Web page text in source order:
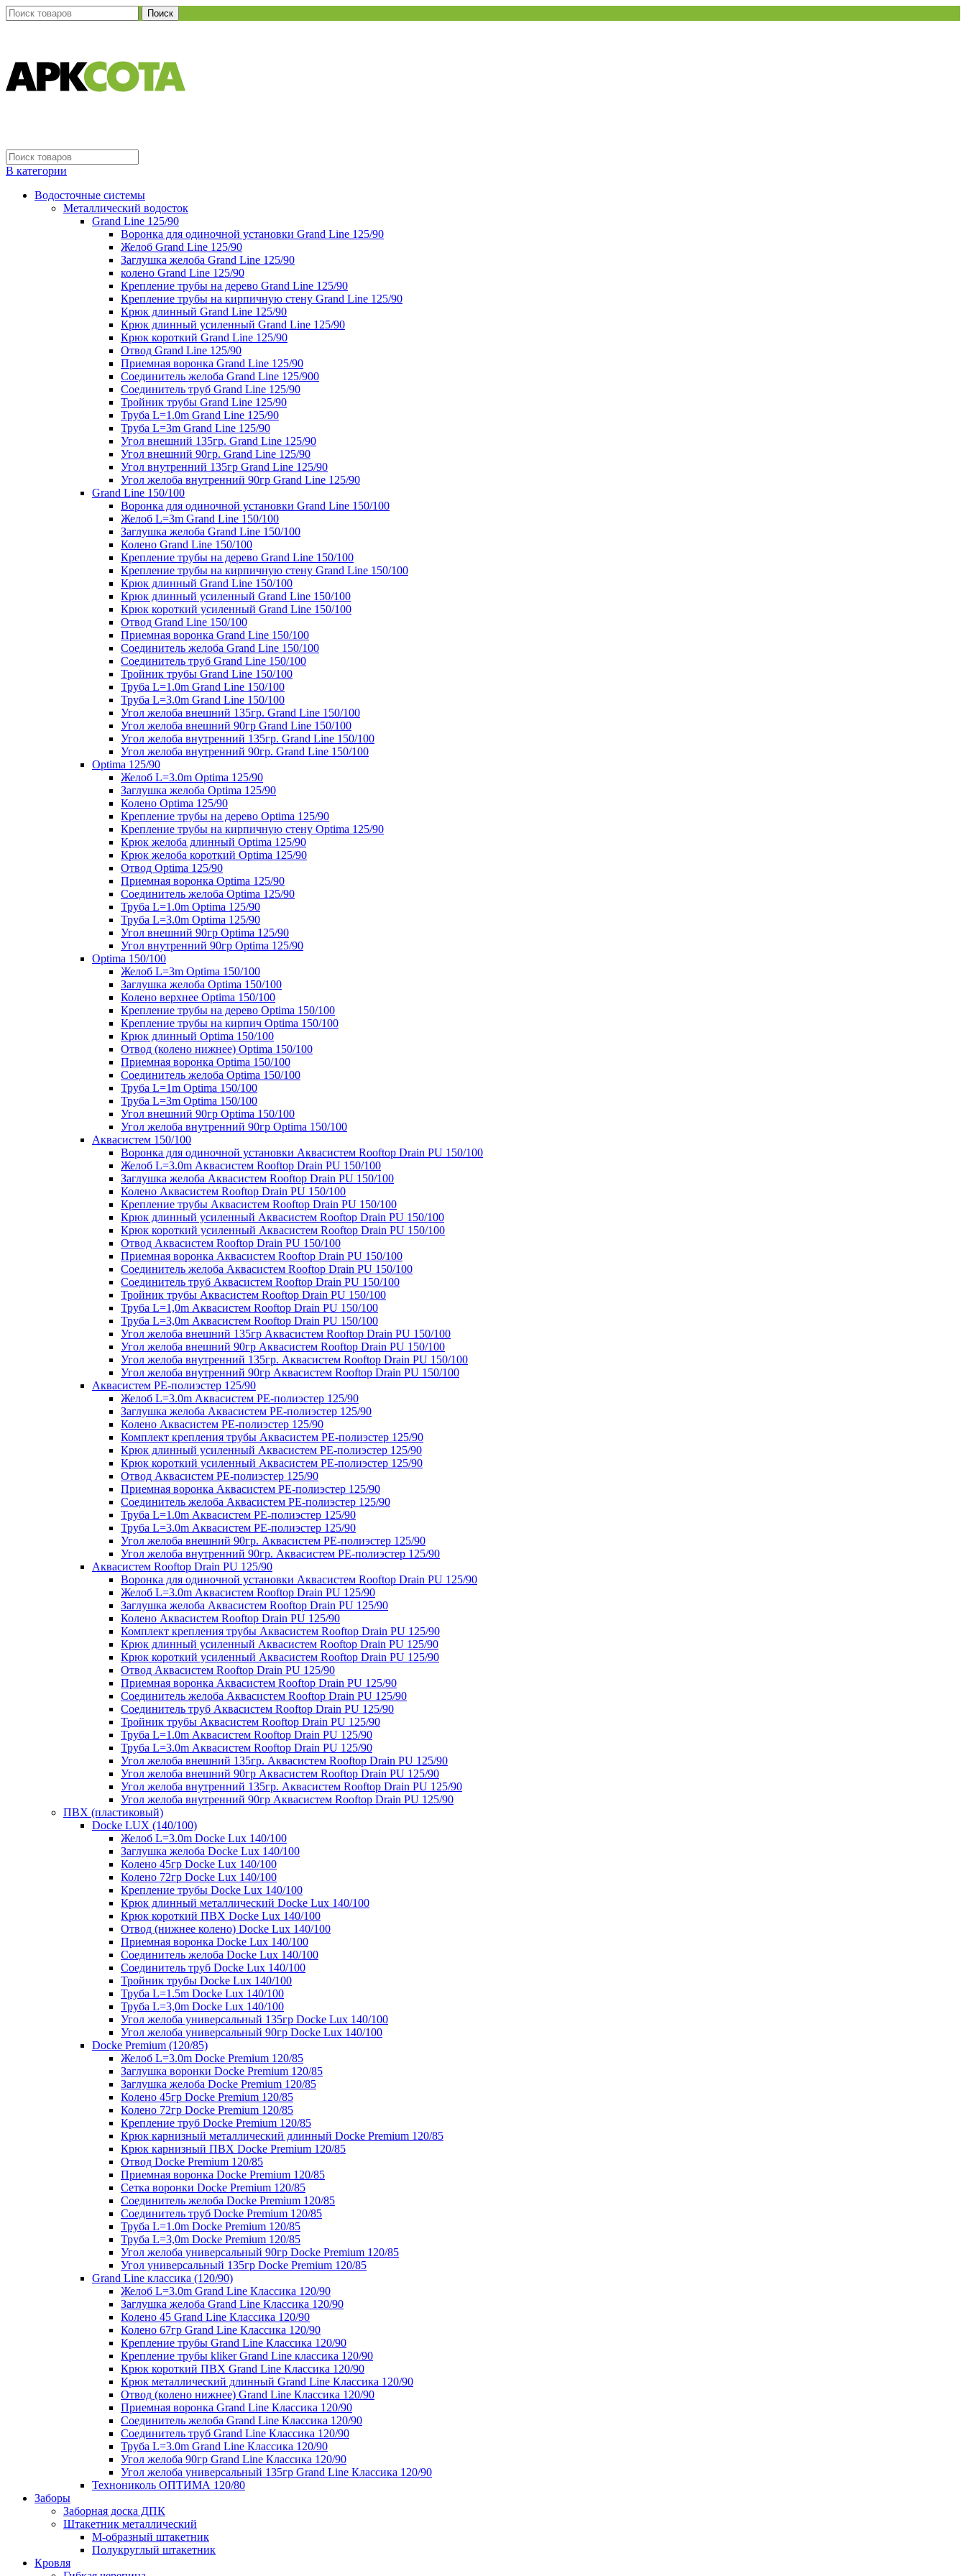
Поиск
В категории
Водосточные системы
Металлический водосток
Grand Line 125/90
Воронка для одиночной установки Grand Line 125/90
Желоб Grand Line 125/90
Заглушка желоба Grand Line 125/90
колено Grand Line 125/90
Крепление трубы на дерево Grand Line 125/90
Крепление трубы на кирпичную стену Grand Line 125/90
Крюк длинный Grand Line 125/90
Крюк длинный усиленный Grand Line 125/90
Крюк короткий Grand Line 125/90
Отвод Grand Line 125/90
Приемная воронка Grand Line 125/90
Соединитель желоба Grand Line 125/900
Соединитель труб Grand Line 125/90
Тройник трубы Grand Line 125/90
Труба L=1.0m Grand Line 125/90
Труба L=3m Grand Line 125/90
Угол внешний 135гр. Grand Line 125/90
Угол внешний 90гр. Grand Line 125/90
Угол внутренний 135гр Grand Line 125/90
Угол желоба внутренний 90гр Grand Line 125/90
Grand Line 150/100
Воронка для одиночной установки Grand Line 150/100
Желоб L=3m Grand Line 150/100
Заглушка желоба Grand Line 150/100
Колено Grand Line 150/100
Крепление трубы на дерево Grand Line 150/100
Крепление трубы на кирпичную стену Grand Line 150/100
Крюк длинный Grand Line 150/100
Крюк длинный усиленный Grand Line 150/100
Крюк короткий усиленный Grand Line 150/100
Отвод Grand Line 150/100
Приемная воронка Grand Line 150/100
Соединитель желоба Grand Line 150/100
Соединитель труб Grand Line 150/100
Тройник трубы Grand Line 150/100
Труба L=1.0m Grand Line 150/100
Труба L=3.0m Grand Line 150/100
Угол желоба внешний 135гр. Grand Line 150/100
Угол желоба внешний 90гр Grand Line 150/100
Угол желоба внутренний 135гр. Grand Line 150/100
Угол желоба внутренний 90гр. Grand Line 150/100
Optima 125/90
Желоб L=3.0m Optima 125/90
Заглушка желоба Optima 125/90
Колено Optima 125/90
Крепление трубы на дерево Optima 125/90
Крепление трубы на кирпичную стену Optima 125/90
Крюк желоба длинный Optima 125/90
Крюк желоба короткий Optima 125/90
Отвод Optima 125/90
Приемная воронка Optima 125/90
Соединитель желоба Optima 125/90
Труба L=1.0m Optima 125/90
Труба L=3.0m Optima 125/90
Угол внешний 90гр Optima 125/90
Угол внутренний 90гр Optima 125/90
Optima 150/100
Желоб L=3m Optima 150/100
Заглушка желоба Optima 150/100
Колено верхнее Optima 150/100
Крепление трубы на дерево Optima 150/100
Крепление трубы на кирпич Optima 150/100
Крюк длинный Optima 150/100
Отвод (колено нижнее) Optima 150/100
Приемная воронка Optima 150/100
Соединитель желоба Optima 150/100
Труба L=1m Optima 150/100
Труба L=3m Optima 150/100
Угол внешний 90гр Optima 150/100
Угол желоба внутренний 90гр Optima 150/100
Аквасистем 150/100
Воронка для одиночной установки Аквасистем Rooftop Drain PU 150/100
Желоб L=3.0m Аквасистем Rooftop Drain PU 150/100
Заглушка желоба Аквасистем Rooftop Drain PU 150/100
Колено Аквасистем Rooftop Drain PU 150/100
Крепление трубы Аквасистем Rooftop Drain PU 150/100
Крюк длинный усиленный Аквасистем Rooftop Drain PU 150/100
Крюк короткий усиленный Аквасистем Rooftop Drain PU 150/100
Отвод Аквасистем Rooftop Drain PU 150/100
Приемная воронка Аквасистем Rooftop Drain PU 150/100
Соединитель желоба Аквасистем Rooftop Drain PU 150/100
Соединитель труб Аквасистем Rooftop Drain PU 150/100
Тройник трубы Аквасистем Rooftop Drain PU 150/100
Труба L=1,0m Аквасистем Rooftop Drain PU 150/100
Труба L=3,0m Аквасистем Rooftop Drain PU 150/100
Угол желоба внешний 135гр Аквасистем Rooftop Drain PU 150/100
Угол желоба внешний 90гр Аквасистем Rooftop Drain PU 150/100
Угол желоба внутренний 135гр. Аквасистем Rooftop Drain PU 150/100
Угол желоба внутренний 90гр Аквасистем Rooftop Drain PU 150/100
Аквасистем PE-полиэстер 125/90
Желоб L=3.0m Аквасистем PE-полиэстер 125/90
Заглушка желоба Аквасистем PE-полиэстер 125/90
Колено Аквасистем PE-полиэстер 125/90
Комплект крепления трубы Аквасистем PE-полиэстер 125/90
Крюк длинный усиленный Аквасистем PE-полиэстер 125/90
Крюк короткий усиленный Аквасистем PE-полиэстер 125/90
Отвод Аквасистем РЕ-полиэстер 125/90
Приемная воронка Аквасистем PE-полиэстер 125/90
Соединитель желоба Аквасистем PE-полиэстер 125/90
Труба L=1.0m Аквасистем PE-полиэстер 125/90
Труба L=3.0m Аквасистем PE-полиэстер 125/90
Угол желоба внешний 90гр. Аквасистем PE-полиэстер 125/90
Угол желоба внутренний 90гр. Аквасистем PE-полиэстер 125/90
Аквасистем Rooftop Drain PU 125/90
Воронка для одиночной установки Аквасистем Rooftop Drain PU 125/90
Желоб L=3.0m Аквасистем Rooftop Drain PU 125/90
Заглушка желоба Аквасистем Rooftop Drain PU 125/90
Колено Аквасистем Rooftop Drain PU 125/90
Комплект крепления трубы Аквасистем Rooftop Drain PU 125/90
Крюк длинный усиленный Аквасистем Rooftop Drain PU 125/90
Крюк короткий усиленный Аквасистем Rooftop Drain PU 125/90
Отвод Аквасистем Rooftop Drain PU 125/90
Приемная воронка Аквасистем Rooftop Drain PU 125/90
Соединитель желоба Аквасистем Rooftop Drain PU 125/90
Соединитель труб Аквасистем Rooftop Drain PU 125/90
Тройник трубы Аквасистем Rooftop Drain PU 125/90
Труба L=1.0m Аквасистем Rooftop Drain PU 125/90
Труба L=3.0m Аквасистем Rooftop Drain PU 125/90
Угол желоба внешний 135гр. Аквасистем Rooftop Drain PU 125/90
Угол желоба внешний 90гр Аквасистем Rooftop Drain PU 125/90
Угол желоба внутренний 135гр. Аквасистем Rooftop Drain PU 125/90
Угол желоба внутренний 90гр Аквасистем Rooftop Drain PU 125/90
ПВХ (пластиковый)
Docke LUX (140/100)
Желоб L=3.0m Docke Lux 140/100
Заглушка желоба Docke Lux 140/100
Колено 45гр Docke Lux 140/100
Колено 72гр Docke Lux 140/100
Крепление трубы Docke Lux 140/100
Крюк длинный металлический Docke Lux 140/100
Крюк короткий ПВХ Docke Lux 140/100
Отвод (нижнее колено) Docke Lux 140/100
Приемная воронка Docke Lux 140/100
Соединитель желоба Docke Lux 140/100
Соединитель труб Docke Lux 140/100
Тройник трубы Docke Lux 140/100
Труба L=1.5m Docke Lux 140/100
Труба L=3,0m Docke Lux 140/100
Угол желоба универсальный 135гр Docke Lux 140/100
Угол желоба универсальный 90гр Docke Lux 140/100
Docke Premium (120/85)
Желоб L=3.0m Docke Premium 120/85
Заглушка воронки Docke Premium 120/85
Заглушка желоба Docke Premium 120/85
Колено 45гр Docke Premium 120/85
Колено 72гр Docke Premium 120/85
Крепление труб Docke Premium 120/85
Крюк карнизный металлический длинный Docke Premium 120/85
Крюк карнизный ПВХ Docke Premium 120/85
Отвод Docke Premium 120/85
Приемная воронка Docke Premium 120/85
Сетка воронки Docke Premium 120/85
Соединитель желоба Docke Premium 120/85
Соединитель труб Docke Premium 120/85
Труба L=1.0m Docke Premium 120/85
Труба L=3,0m Docke Premium 120/85
Угол желоба универсальный 90гр Docke Premium 120/85
Угол универсальный 135гр Docke Premium 120/85
Grand Line классика (120/90)
Желоб L=3.0m Grand Line Классика 120/90
Заглушка желоба Grand Line Классика 120/90
Колено 45 Grand Line Классика 120/90
Колено 67гр Grand Line Классика 120/90
Крепление трубы Grand Line Классика 120/90
Крепление трубы kliker Grand Line классика 120/90
Крюк короткий ПВХ Grand Line Классика 120/90
Крюк металлический длинный Grand Line Классика 120/90
Отвод (колено нижнее) Grand Line Классика 120/90
Приемная воронка Grand Line Классика 120/90
Соединитель желоба Grand Line Классика 120/90
Соединитель труб Grand Line Классика 120/90
Труба L=3.0m Grand Line Классика 120/90
Угол желоба 90гр Grand Line Классика 120/90
Угол желоба универсальный 135гр Grand Line Классика 120/90
Технониколь ОПТИМА 120/80
Заборы
Заборная доска ДПК
Штакетник металлический
М-образный штакетник
Полукруглый штакетник
Кровля